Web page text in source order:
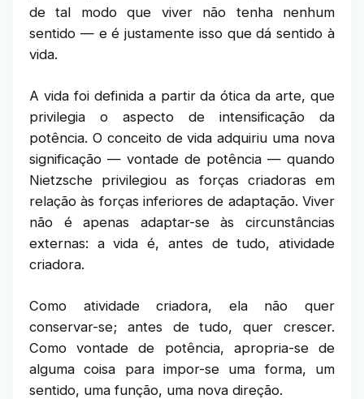
de tal modo que viver não tenha nenhum
sentido — e é justamente isso que dá sentido à
vida.
A vida foi definida a partir da ótica da arte, que
privilegia o aspecto de intensificação da
potência. O conceito de vida adquiriu uma nova
significação — vontade de potência — quando
Nietzsche privilegiou as forças criadoras em
relação às forças inferiores de adaptação. Viver
não é apenas adaptar-se às circunstâncias
externas: a vida é, antes de tudo, atividade
criadora.
Como atividade criadora, ela não quer
conservar-se; antes de tudo, quer crescer.
Como vontade de potência, apropria-se de
alguma coisa para impor-se uma forma, um
sentido, uma função, uma nova direção.